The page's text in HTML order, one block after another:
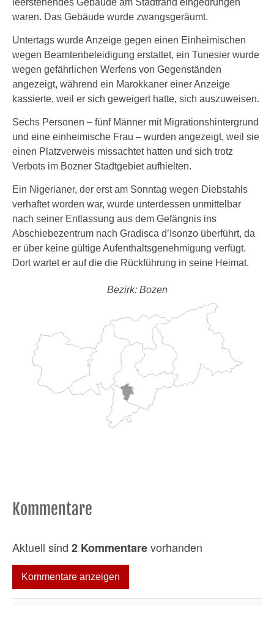
leerstehendes Gebäude am Stadtrand eingedrungen
waren. Das Gebäude wurde zwangsgeräumt.
Untertags wurde Anzeige gegen einen Einheimischen
wegen Beamtenbeleidigung erstattet, ein Tunesier wurde
wegen gefährlichen Werfens von Gegenständen
angezeigt, während ein Marokkaner einer Anzeige
kassierte, weil er sich geweigert hatte, sich auszuweisen.
Sechs Personen – fünf Männer mit Migrationshintergrund
und eine einheimische Frau – wurden angezeigt, weil sie
einen Platzverweis missachtet hatten und sich trotz
Verbots im Bozner Stadtgebiet aufhielten.
Ein Nigerianer, der erst am Sonntag wegen Diebstahls
verhaftet worden war, wurde unterdessen unmittelbar
nach seiner Entlassung aus dem Gefängnis ins
Abschiebezentrum nach Gradisca d’Isonzo überführt, da
er über keine gültige Aufenthaltsgenehmigung verfügt.
Dort wartet er auf die die Rückführung in seine Heimat.
Bezirk: Bozen
Kommentare
Aktuell sind 2 Kommentarevorhanden
Kommentare anzeigen